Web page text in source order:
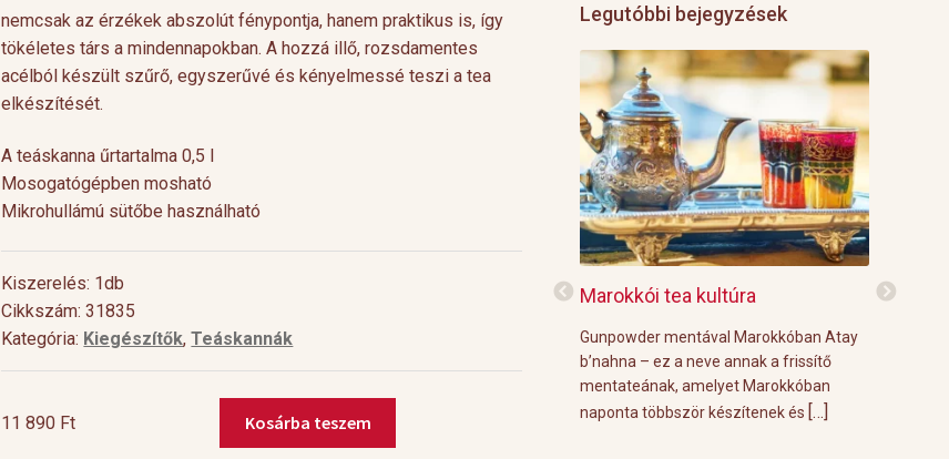
nemcsak az érzékek abszolút fénypontja, hanem praktikus is, így
tökéletes társ a mindennapokban. A hozzá illő, rozsdamentes
acélból készült szűrő, egyszerűvé és kényelmessé teszi a tea
elkészítését.
A teáskanna űrtartalma 0,5 l
Mosogatógépben mosható
Mikrohullámú sütőbe használható
Kiszerelés: 1db
Cikkszám: 31835
Kategória: Kiegészítők,Teáskannák
11 890 Ft Kosárba teszem
Legutóbbi bejegyzések
Cocktail Time
Nyári estéken jól esik egy hűsítő koktél.
készítő mesterek is egyre több
Hozzávalók 1 pohárhoz: 3 g Demmers
levendulavirágot 125 ml forró vízzel,
Marokkói tea kultúra
Gunpowder mentával Marokkóban Atay
b’nahna – ez a neve annak a frissítő
mentateának, amelyet Marokkóban
naponta többször készítenek és […]
Grillre